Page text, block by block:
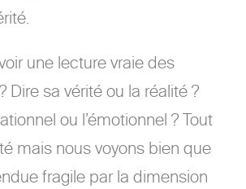
une lecture vraie des
Dire sa vérité ou la réalité ?
ou l’émotionnel ? Tout
mais nous voyons bien que
fragile par la dimension